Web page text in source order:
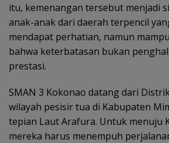
itu, kemenangan tersebut menjadi
anak-anak dari daerah terpencil
mendapat perhatian, namun
bahwa keterbatasan bukan
prestasi.
SMAN 3 Kokonao datang dari
wilayah pesisir tua di Kabupaten
tepian Laut Arafura. Untuk menuju
mereka harus menempuh